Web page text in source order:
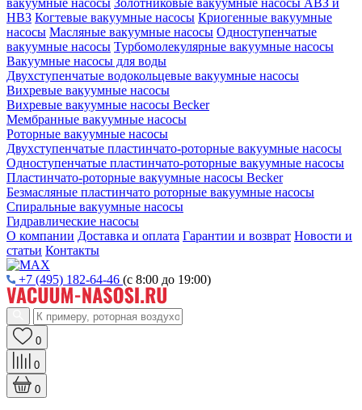
вакуумные насосы Золотниковые вакуумные насосы АВЗ и
НВЗ Когтевые вакуумные насосы Криогенные вакуумные
насосы Масляные вакуумные насосы Одноступенчатые
вакуумные насосы Турбомолекулярные вакуумные насосы
Вакуумные насосы для воды
Двухступенчатые водокольцевые вакуумные насосы
Вихревые вакуумные насосы
Вихревые вакуумные насосы Becker
Мембранные вакуумные насосы
Роторные вакуумные насосы
Двухступенчатые пластинчато-роторные вакуумные насосы
Одноступенчатые пластинчато-роторные вакуумные насосы
Пластинчато-роторные вакуумные насосы Becker
Безмасляные пластинчато роторные вакуумные насосы
Спиральные вакуумные насосы
Гидравлические насосы
О компании Доставка и оплата Гарантии и возврат Новости и
статьи Контакты
+7 (495) 182-64-46 (с 8:00 до 19:00)
0
0
0